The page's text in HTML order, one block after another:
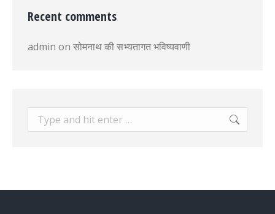
Recent comments
admin on सोमनाथ की सभ्यतागत भविष्यवाणी
Search: